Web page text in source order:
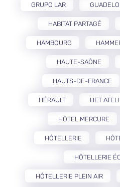
GRUPO LAR
HABITAT PARTAGÉ
HAMBOURG
HAUTE-SAÔNE
HAUTS-DE-FRANCE
HÉRAULT HET
HÔTEL MERCURE
HÔTELLERIE
HÔTELLERIE
HÔTELLERIE PLEIN AIR